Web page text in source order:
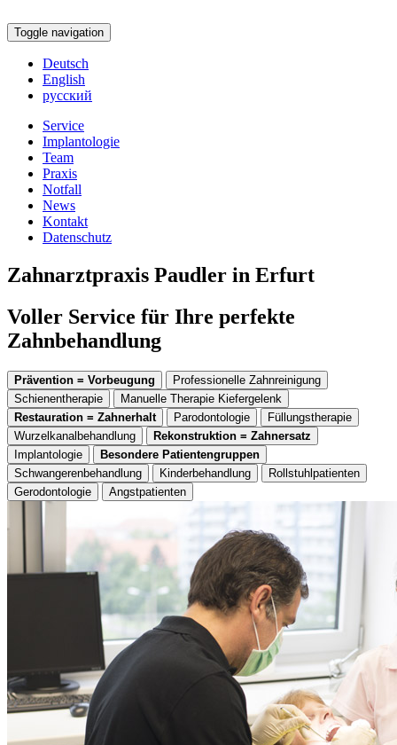
Toggle navigation
Deutsch
English
русский
Service
Implantologie
Team
Praxis
Notfall
News
Kontakt
Datenschutz
Zahnarztpraxis Paudler in Erfurt
Voller Service für Ihre perfekte
Zahnbehandlung
Prävention = Vorbeugung
Professionelle Zahnreinigung
Schienentherapie
Manuelle Therapie Kiefergelenk
Restauration = Zahnerhalt
Parodontologie
Füllungstherapie
Wurzelkanalbehandlung
Rekonstruktion = Zahnersatz
Implantologie
Besondere Patientengruppen
Schwangerenbehandlung
Kinderbehandlung
Rollstuhlpatienten
Gerodontologie
Angstpatienten